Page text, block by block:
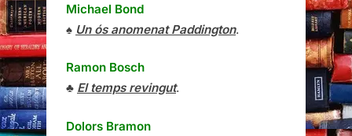
Michael Bond
♠ Un ós anomenat Paddington.
Ramon Bosch
♣ El temps revingut.
Dolors Bramon